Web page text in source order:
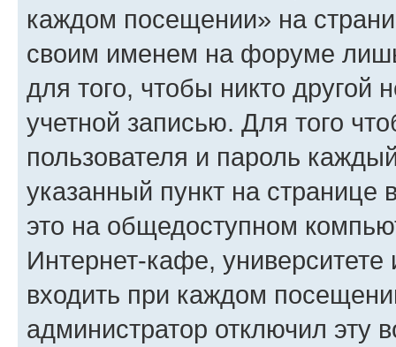
каждом посещении» на
своим именем на форуме
для того, чтобы никто другой
учетной записью. Для того
пользователя и пароль
указанный пункт на
это на общедоступном
Интернет-кафе, университете
входить при каждом
администратор отключил эту